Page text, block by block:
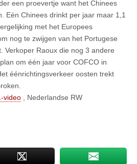
een proevertje want het Chinees
Eén Chinees drinkt per jaar maar 1,1
met het Europees
nog te zwijgen van het Portugese
Verkoper Raoux die nog 3 andere
om één jaar voor COFCO in
éénrichtingsverkeer oosten trekt
video , Nederlandse RW